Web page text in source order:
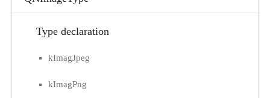
Type declaration
kImagJpeg
kImagPng